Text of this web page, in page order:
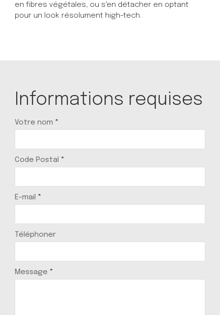
en fibres végétales, ou s'en détacher en optant
pour un look résolument high-tech.
Informations requises
Votre nom *
Code Postal *
E-mail *
Téléphoner
Message *